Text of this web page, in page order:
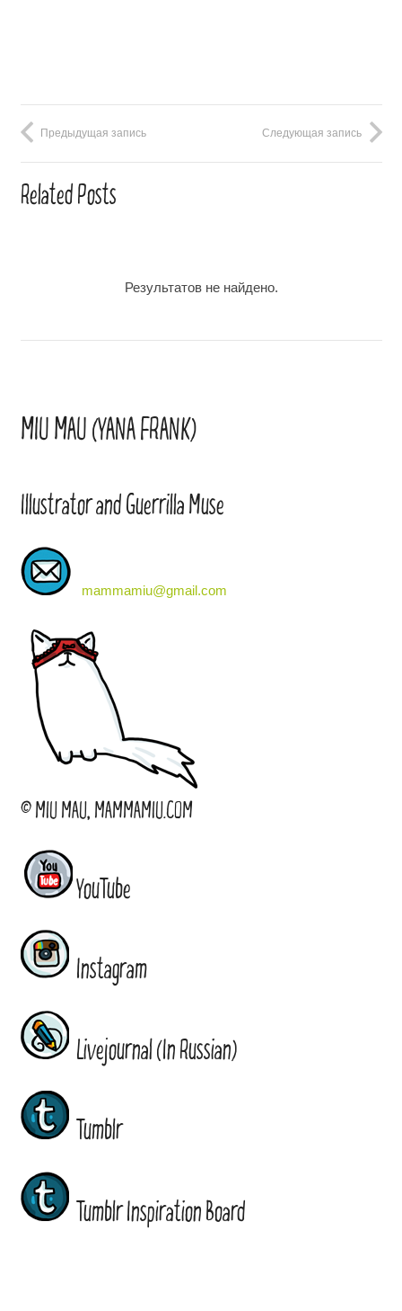
Предыдущая запись Следующая запись
Related Posts
Результатов не найдено.
MIU MAU (YANA FRANK)
Illustrator and Guerrilla Muse
mammamiu@gmail.com
© MIU MAU, MAMMAMIU.COM
YouTube
Instagram
Livejournal (In Russian)
Tumblr
Tumblr Inspiration Board